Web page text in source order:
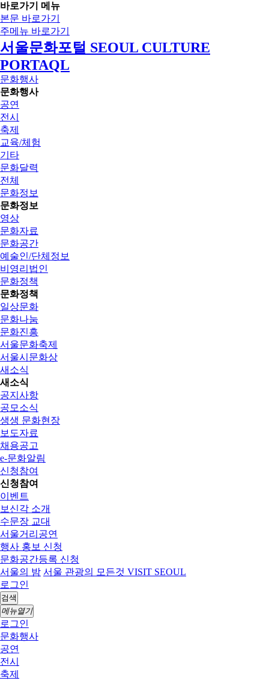
바로가기 메뉴
본문 바로가기
주메뉴 바로가기
서울문화포털 SEOUL CULTURE
PORTAQL
문화행사
문화행사
공연
전시
축제
교육/체험
기타
문화달력
전체
문화정보
문화정보
영상
문화자료
문화공간
예술인/단체정보
비영리법인
문화정책
문화정책
일상문화
문화나눔
문화진흥
서울문화축제
서울시문화상
새소식
새소식
공지사항
공모소식
생생 문화현장
보도자료
채용공고
e-문화알림
신청참여
신청참여
이벤트
보신각 소개
수문장 교대
서울거리공연
행사 홍보 신청
문화공간등록 신청
서울의 밤 서울 관광의 모든것 VISIT SEOUL
로그인
검색
메뉴열기
로그인
문화행사
공연
전시
축제